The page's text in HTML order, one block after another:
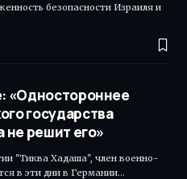
безопасности Израиля и
«Одностороннее
государства
не решит его»
"Тиква Хадаша", член военно-
в эти дни в Германии…